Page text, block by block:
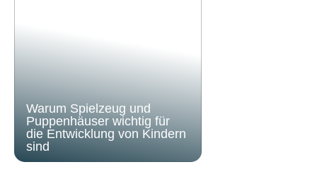
Warum Spielzeug und
Puppenhäuser wichtig für
die Entwicklung von Kindern
sind